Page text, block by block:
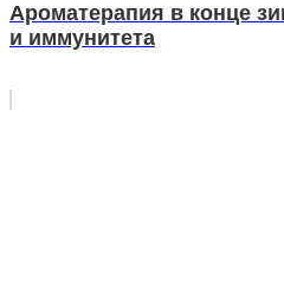
Ароматерапия в конце
и иммунитета